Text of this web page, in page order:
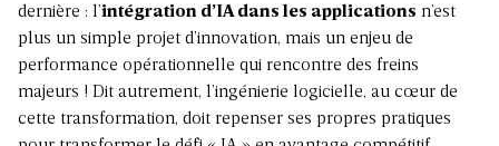
dernière : l’intégration d’IA dans les applications n’est
plus un simple projet d’innovation, mais un enjeu de
performance opérationnelle qui rencontre des freins
majeurs ! Dit autrement, l’ingénierie logicielle, au cœur de
cette transformation, doit repenser ses propres pratiques